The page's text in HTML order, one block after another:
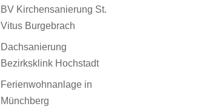
BV Kirchensanierung St.
Vitus Burgebrach
Dachsanierung
Bezirksklink Hochstadt
Ferienwohnanlage in
Münchberg